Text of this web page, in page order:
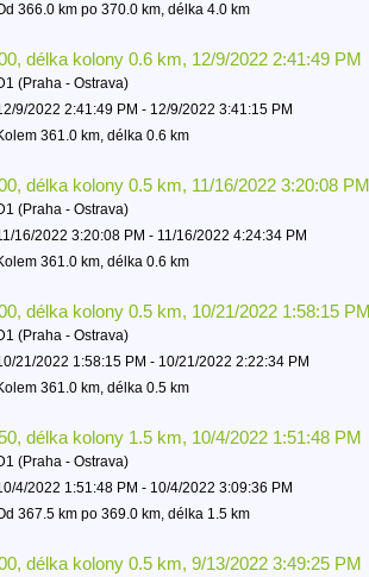
366.0 km po 370.0 km, délka 4.0 km
délka kolony 0.6 km, 12/9/2022 2:41:49 PM
(Praha - Ostrava)
9/2022 2:41:49 PM - 12/9/2022 3:41:15 PM
361.0 km, délka 0.6 km
délka kolony 0.5 km, 11/16/2022 3:20:08 PM
(Praha - Ostrava)
16/2022 3:20:08 PM - 11/16/2022 4:24:34 PM
361.0 km, délka 0.6 km
délka kolony 0.5 km, 10/21/2022 1:58:15 PM
(Praha - Ostrava)
21/2022 1:58:15 PM - 10/21/2022 2:22:34 PM
361.0 km, délka 0.5 km
délka kolony 1.5 km, 10/4/2022 1:51:48 PM
(Praha - Ostrava)
4/2022 1:51:48 PM - 10/4/2022 3:09:36 PM
367.5 km po 369.0 km, délka 1.5 km
délka kolony 0.5 km, 9/13/2022 3:49:25 PM